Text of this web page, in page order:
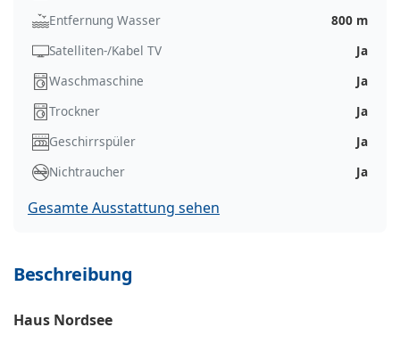
Entfernung Wasser
800 m
Satelliten-/Kabel TV
Ja
Waschmaschine
Ja
Trockner
Ja
Geschirrspüler
Ja
Nichtraucher
Ja
Gesamte Ausstattung sehen
Beschreibung
Haus Nordsee